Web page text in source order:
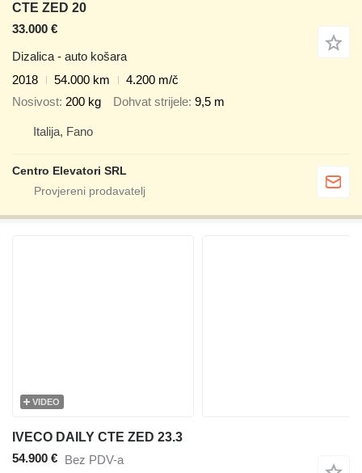
CTE ZED 20
33.000 €
Dizalica - auto košara
2018
54.000 km
4.200 m/č
Nosivost 200 kg Dohvat strijele 9,5 m
Italija, Fano
Centro Elevatori SRL
VIDEO
IVECO DAILY CTE ZED 23.3
54.900 € Bez PDV-a